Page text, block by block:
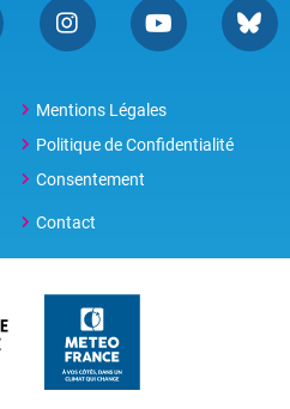
Mentions Légales
Politique de Confidentialité
Consentement
Contact